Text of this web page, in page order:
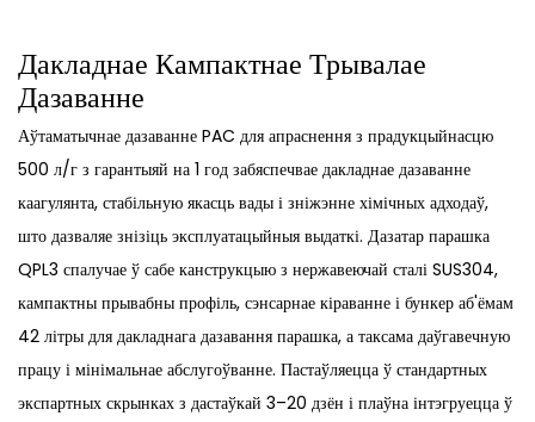
Дакладнае Кампактнае Трывалае
Дазаванне
Аўтаматычнае дазаванне PAC для апраснення з прадукцыйнасцю
500 л/г з гарантыяй на 1 год забяспечвае дакладнае дазаванне
каагулянта, стабільную якасць вады і зніжэнне хімічных адходаў,
што дазваляе знізіць эксплуатацыйныя выдаткі. Дазатар парашка
QPL3 спалучае ў сабе канструкцыю з нержавеючай сталі SUS304,
кампактны прывабны профіль, сэнсарнае кіраванне і бункер аб'ёмам
42 літры для дакладнага дазавання парашка, а таксама даўгавечную
працу і мінімальнае абслугоўванне. Пастаўляецца ў стандартных
экспартных скрынках з дастаўкай 3–20 дзён і плаўна інтэгруецца ў